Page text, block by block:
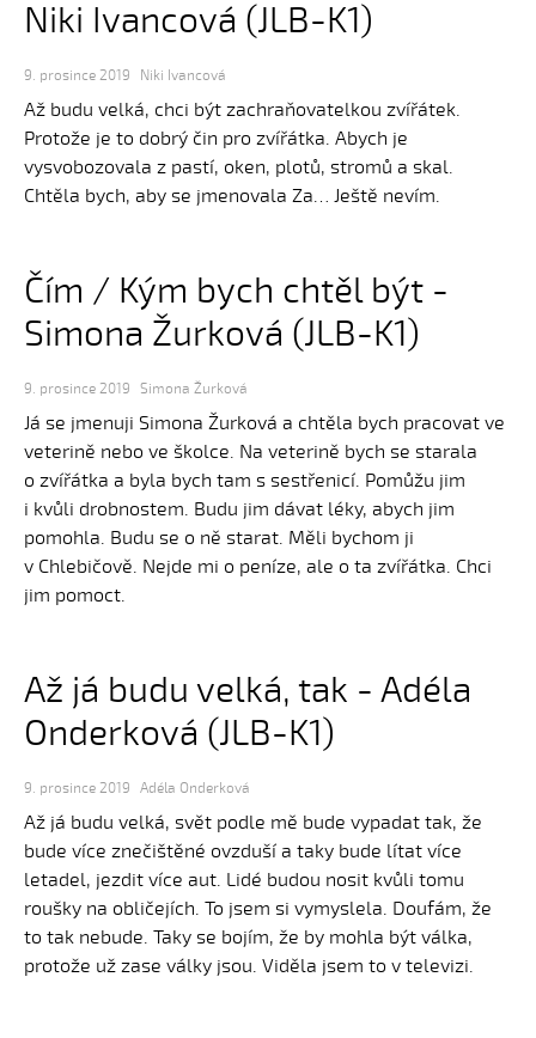
Niki Ivancová (JLB-K1)
9. prosince 2019 Niki Ivancová
Až budu velká, chci být zachraňovatelkou zvířátek.
Protože je to dobrý čin pro zvířátka. Abych je
vysvobozovala z pastí, oken, plotů, stromů a skal.
Chtěla bych, aby se jmenovala Za… Ještě nevím.
Čím / Kým bych chtěl být -
Simona Žurková (JLB-K1)
9. prosince 2019 Simona Žurková
Já se jmenuji Simona Žurková a chtěla bych pracovat ve
veterině nebo ve školce. Na veterině bych se starala
o zvířátka a byla bych tam s sestřenicí. Pomůžu jim
i kvůli drobnostem. Budu jim dávat léky, abych jim
pomohla. Budu se o ně starat. Měli bychom ji
v Chlebičově. Nejde mi o peníze, ale o ta zvířátka. Chci
jim pomoct.
Až já budu velká, tak - Adéla
Onderková (JLB-K1)
9. prosince 2019 Adéla Onderková
Až já budu velká, svět podle mě bude vypadat tak, že
bude více znečištěné ovzduší a taky bude lítat více
letadel, jezdit více aut. Lidé budou nosit kvůli tomu
roušky na obličejích. To jsem si vymyslela. Doufám, že
to tak nebude. Taky se bojím, že by mohla být válka,
protože už zase války jsou. Viděla jsem to v televizi.